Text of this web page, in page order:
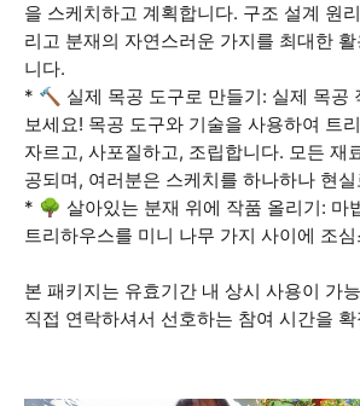
을 스케치하고 계획합니다. 구조 설계 원
리고 분재의 자연스러운 가지를 최대한
니다.
* 🔨 실제 목공 도구로 만들기: 실제 목공
보세요! 목공 도구와 기술을 사용하여 트
자르고, 사포질하고, 조립합니다. 모든 재
공되며, 여러분은 스케치를 하나하나 현
* 🌳 살아있는 분재 위에 작품 올리기: 마
트리하우스를 미니 나무 가지 사이에 조
본 패키지는 유효기간 내 상시 사용이 가
직접 연락하셔서 선호하는 참여 시간을